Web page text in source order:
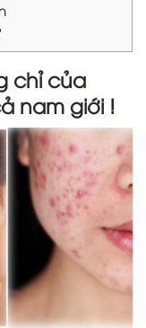
chỉ của
nam giới !